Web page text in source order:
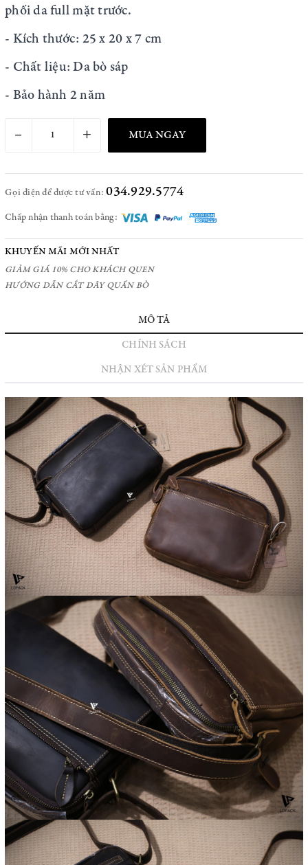
phối da full mặt trước.
- Kích thước: 25 x 20 x 7 cm
- Chất liệu: Da bò sáp
- Bảo hành 2 năm
– + MUA NGAY
Gọi điện để được tư vấn:034.929.5774
Chấp nhận thanh toán bằng:
KHUYẾN MÃI MỚI NHẤT
GIẢM GIÁ 10% CHO KHÁCH QUEN
HƯỚNG DẪN CẮT DÂY QUẦN BÒ
MÔ TẢ
CHÍNH SÁCH
NHẬN XÉT SẢN PHẨM